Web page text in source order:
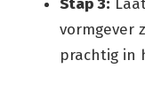
vormgever
prachtig in